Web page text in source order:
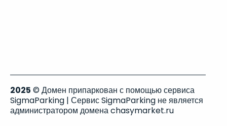
2025 © Домен припаркован с помощью сервиса
SigmaParking | Сервис SigmaParking не является
администратором домена chasymarket.ru